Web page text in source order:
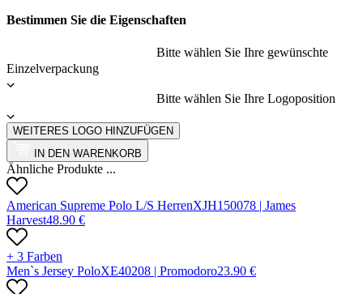
Bestimmen Sie die Eigenschaften
Bitte wählen Sie Ihre gewünschte
Einzelverpackung
Bitte wählen Sie Ihre Logoposition
WEITERES LOGO HINZUFÜGEN
IN DEN WARENKORB
Ähnliche Produkte ...
American Supreme Polo L/S HerrenXJH150078 | James
Harvest48.90 €
+ 3 Farben
Men`s Jersey PoloXE40208 | Promodoro23.90 €